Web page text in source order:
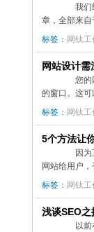
我们经
章，全部来
标签： 网钛工
网站设计
您的网
的窗口。这
标签： 网钛工
5个方法让
因为互
网站给用户
标签： 网钛工
浅谈SEO
以前在